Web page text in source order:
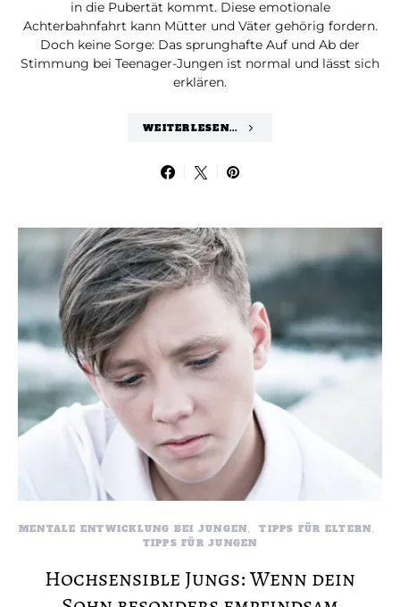
in die Pubertät kommt. Diese emotionale
Achterbahnfahrt kann Mütter und Väter gehörig fordern.
Doch keine Sorge: Das sprunghafte Auf und Ab der
Stimmung bei Teenager-Jungen ist normal und lässt sich
erklären.
WEITERLESEN...
MENTALE ENTWICKLUNG BEI JUNGEN
TIPPS FÜR ELTERN
TIPPS FÜR JUNGEN
Hochsensible Jungs: Wenn dein